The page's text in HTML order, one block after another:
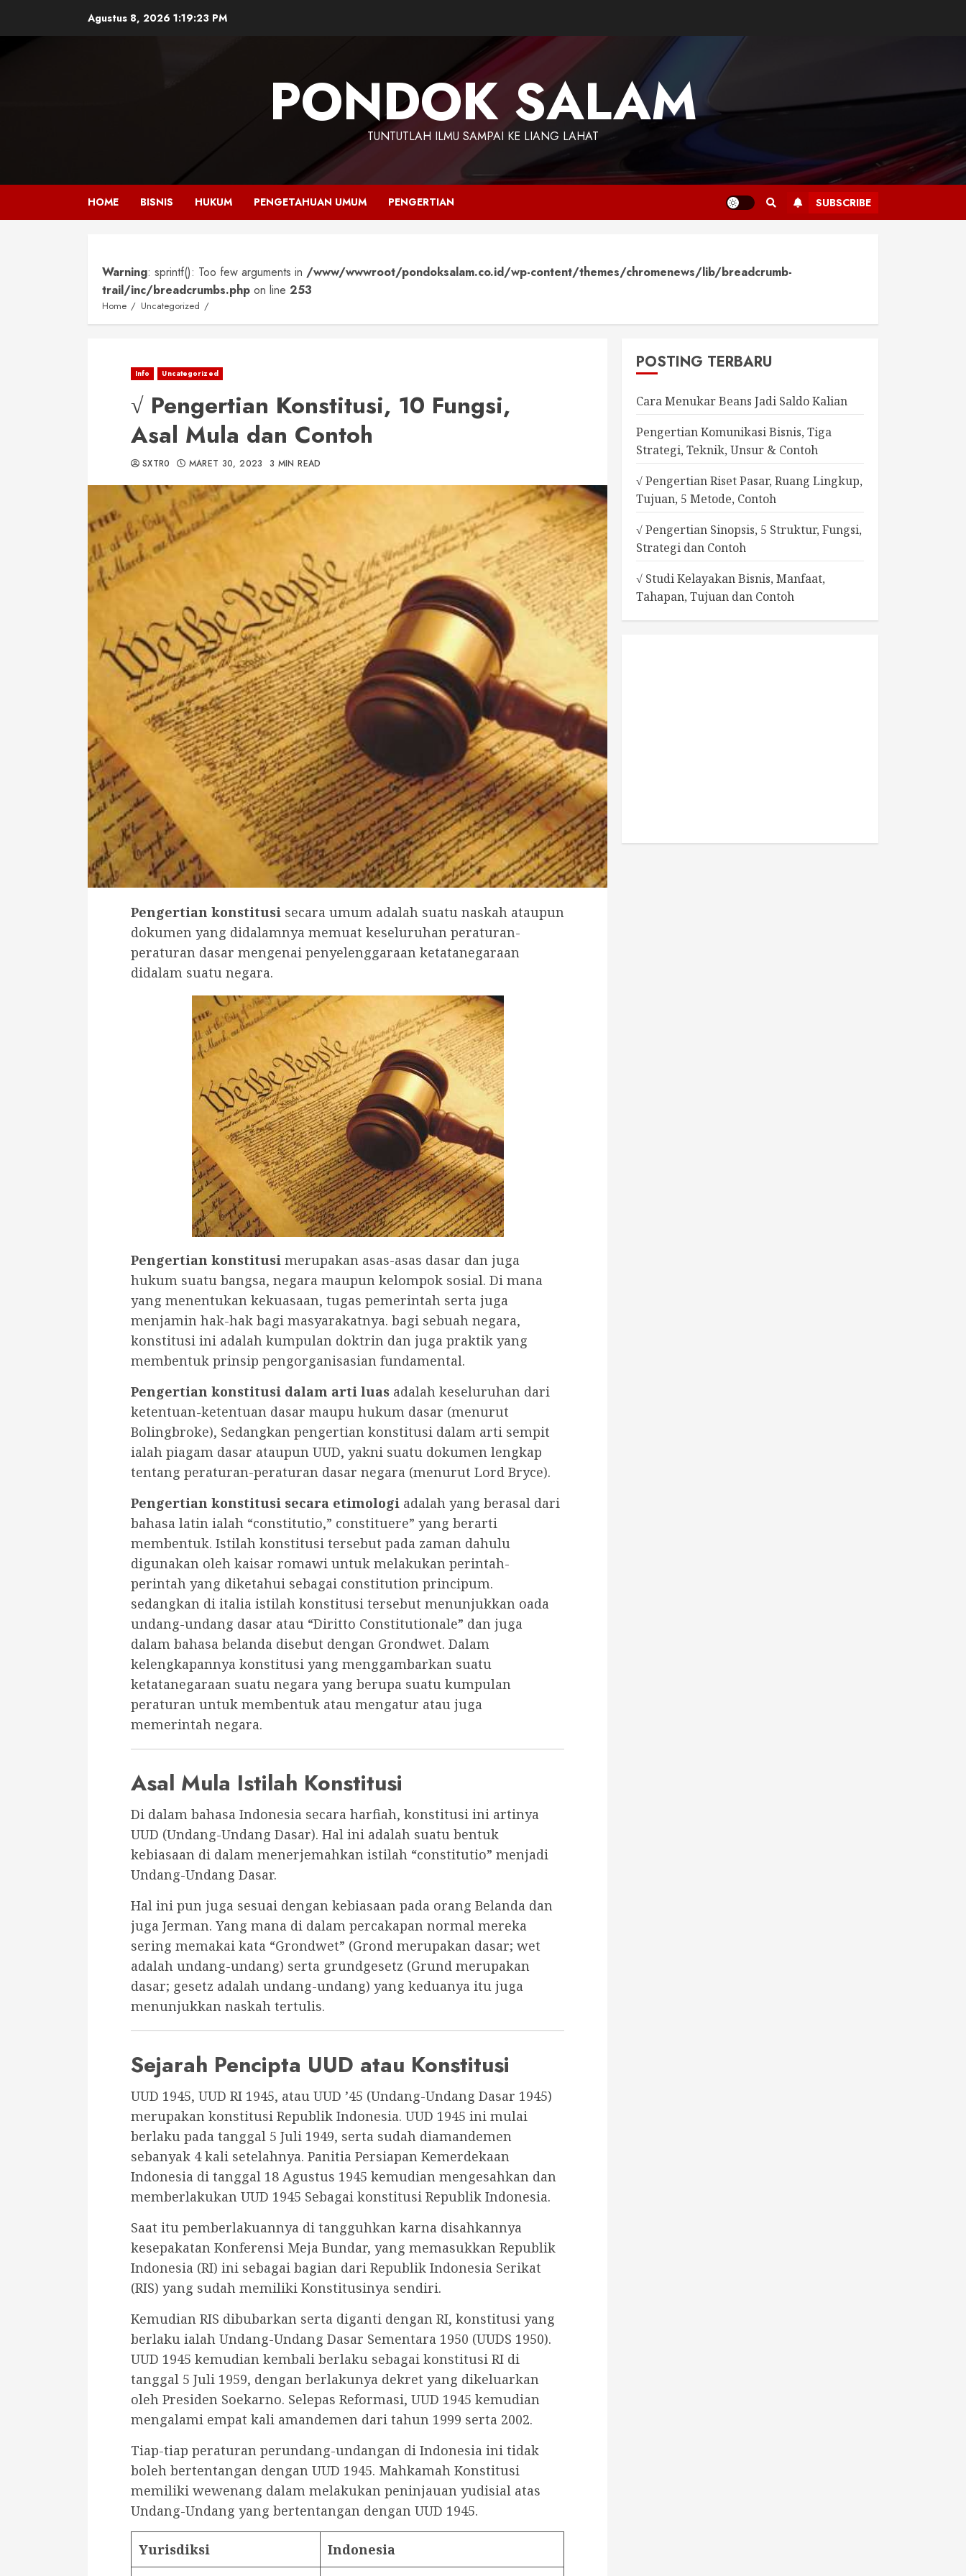
Agustus 8, 2026 1:19:24 PM
PONDOK SALAM
TUNTUTLAH ILMU SAMPAI KE LIANG LAHAT
HOME BISNIS HUKUM PENGETAHUAN UMUM PENGERTIAN SUBSCRIBE
Warning: sprintf(): Too few arguments in /www/wwwroot/pondoksalam.co.id/wp-content/themes/chromenews/lib/breadcrumb-
trail/inc/breadcrumbs.php on line 253
Home Uncategorized
Info Uncategorized
√ Pengertian Konstitusi, 10 Fungsi,
Asal Mula dan Contoh
SXTR0 MARET 30, 2023 3 MIN READ
Pengertian konstitusi secara umum adalah suatu naskah ataupun
dokumen yang didalamnya memuat keseluruhan peraturan-
peraturan dasar mengenai penyelenggaraan ketatanegaraan
didalam suatu negara.
Pengertian konstitusi merupakan asas-asas dasar dan juga
hukum suatu bangsa, negara maupun kelompok sosial. Di mana
yang menentukan kekuasaan, tugas pemerintah serta juga
menjamin hak-hak bagi masyarakatnya. bagi sebuah negara,
konstitusi ini adalah kumpulan doktrin dan juga praktik yang
membentuk prinsip pengorganisasian fundamental.
Pengertian konstitusi dalam arti luas adalah keseluruhan dari
ketentuan-ketentuan dasar maupu hukum dasar (menurut
Bolingbroke), Sedangkan pengertian konstitusi dalam arti sempit
ialah piagam dasar ataupun UUD, yakni suatu dokumen lengkap
tentang peraturan-peraturan dasar negara (menurut Lord Bryce).
Pengertian konstitusi secara etimologi adalah yang berasal dari
bahasa latin ialah “constitutio,” constituere” yang berarti
membentuk. Istilah konstitusi tersebut pada zaman dahulu
digunakan oleh kaisar romawi untuk melakukan perintah-
perintah yang diketahui sebagai constitution principum.
sedangkan di italia istilah konstitusi tersebut menunjukkan oada
undang-undang dasar atau “Diritto Constitutionale” dan juga
dalam bahasa belanda disebut dengan Grondwet. Dalam
kelengkapannya konstitusi yang menggambarkan suatu
ketatanegaraan suatu negara yang berupa suatu kumpulan
peraturan untuk membentuk atau mengatur atau juga
memerintah negara.
Asal Mula Istilah Konstitusi
Di dalam bahasa Indonesia secara harfiah, konstitusi ini artinya
UUD (Undang-Undang Dasar). Hal ini adalah suatu bentuk
kebiasaan di dalam menerjemahkan istilah “constitutio” menjadi
Undang-Undang Dasar.
Hal ini pun juga sesuai dengan kebiasaan pada orang Belanda dan
juga Jerman. Yang mana di dalam percakapan normal mereka
sering memakai kata “Grondwet” (Grond merupakan dasar; wet
adalah undang-undang) serta grundgesetz (Grund merupakan
dasar; gesetz adalah undang-undang) yang keduanya itu juga
menunjukkan naskah tertulis.
Sejarah Pencipta UUD atau Konstitusi
UUD 1945, UUD RI 1945, atau UUD ’45 (Undang-Undang Dasar 1945)
merupakan konstitusi Republik Indonesia. UUD 1945 ini mulai
berlaku pada tanggal 5 Juli 1949, serta sudah diamandemen
sebanyak 4 kali setelahnya. Panitia Persiapan Kemerdekaan
Indonesia di tanggal 18 Agustus 1945 kemudian mengesahkan dan
memberlakukan UUD 1945 Sebagai konstitusi Republik Indonesia.
Saat itu pemberlakuannya di tangguhkan karna disahkannya
kesepakatan Konferensi Meja Bundar, yang memasukkan Republik
Indonesia (RI) ini sebagai bagian dari Republik Indonesia Serikat
(RIS) yang sudah memiliki Konstitusinya sendiri.
Kemudian RIS dibubarkan serta diganti dengan RI, konstitusi yang
berlaku ialah Undang-Undang Dasar Sementara 1950 (UUDS 1950).
UUD 1945 kemudian kembali berlaku sebagai konstitusi RI di
tanggal 5 Juli 1959, dengan berlakunya dekret yang dikeluarkan
oleh Presiden Soekarno. Selepas Reformasi, UUD 1945 kemudian
mengalami empat kali amandemen dari tahun 1999 serta 2002.
Tiap-tiap peraturan perundang-undangan di Indonesia ini tidak
boleh bertentangan dengan UUD 1945. Mahkamah Konstitusi
memiliki wewenang dalam melakukan peninjauan yudisial atas
Undang-Undang yang bertentangan dengan UUD 1945.
Yurisdiksi Indonesia
POSTING TERBARU
Cara Menukar Beans Jadi Saldo Kalian
Pengertian Komunikasi Bisnis, Tiga
Strategi, Teknik, Unsur & Contoh
√ Pengertian Riset Pasar, Ruang Lingkup,
Tujuan, 5 Metode, Contoh
√ Pengertian Sinopsis, 5 Struktur, Fungsi,
Strategi dan Contoh
√ Studi Kelayakan Bisnis, Manfaat,
Tahapan, Tujuan dan Contoh